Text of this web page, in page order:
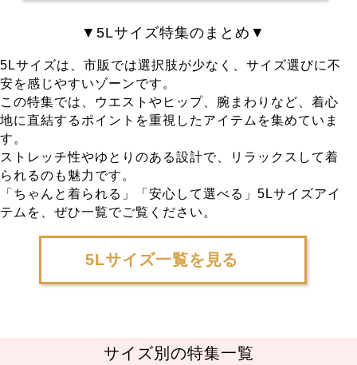
5Lサイズ特集のまとめ
5Lサイズは、市販では選択肢が少なく、サイズ選びに不
安を感じやすいゾーンです。
この特集では、ウエストやヒップ、腕まわりなど、着心
地に直結するポイントを重視したアイテムを集めていま
す。
ストレッチ性やゆとりのある設計で、リラックスして着
られるのも魅力です。
「ちゃんと着られる」「安心して選べる」5Lサイズアイ
テムを、ぜひ一覧でご覧ください。
5Lサイズ一覧を見る
サイズ別の特集一覧